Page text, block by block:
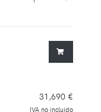
31,690 €
IVA no incluido